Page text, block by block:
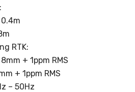
RTK:
+ 1ppm RMS
+ 1ppm RMS
– 50Hz